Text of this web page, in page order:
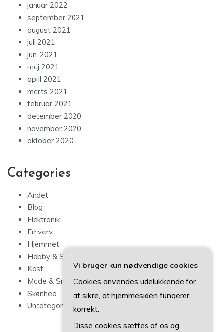
januar 2022
september 2021
august 2021
juli 2021
juni 2021
maj 2021
april 2021
marts 2021
februar 2021
december 2020
november 2020
oktober 2020
Categories
Andet
Blog
Elektronik
Erhverv
Hjemmet
Hobby & Sport
Kost
Mode & Smykker
Skønhed
Uncategorized
Vi bruger kun nødvendige cookies
Cookies anvendes udelukkende for
at sikre, at hjemmesiden fungerer
korrekt.
Disse cookies sættes af os og